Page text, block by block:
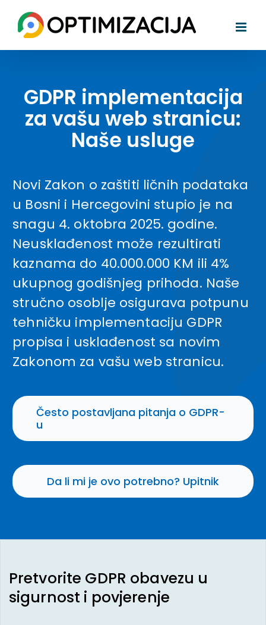
content
GDPR implementacija
za vašu web stranicu:
Naše usluge
Novi Zakon o zaštiti ličnih podataka
u Bosni i Hercegovini stupio je na
snagu 4. oktobra 2025. godine.
Neusklađenost može rezultirati
kaznama do 40.000.000 KM ili 4%
ukupnog godišnjeg prihoda. Naše
stručno osoblje osigurava potpunu
tehničku implementaciju GDPR
propisa i usklađenost sa novim
Zakonom za vašu web stranicu.
Često postavljana pitanja o GDPR-
u
Da li mi je ovo potrebno? Upitnik
Pretvorite GDPR obavezu u
sigurnost i povjerenje